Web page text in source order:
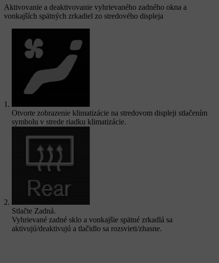
Aktivovanie a deaktivovanie vyhrievaného zadného okna a
vonkajších spätných zrkadiel zo stredového displeja
Otvorte zobrazenie klimatizácie na stredovom displeji stlačením
symbolu v strede riadku klimatizácie.
Stlačte Zadná.
Vyhrievané zadné sklo a vonkajšie spätné zrkadlá sa
aktivujú/deaktivujú a tlačidlo sa rozsvieti/zhasne.